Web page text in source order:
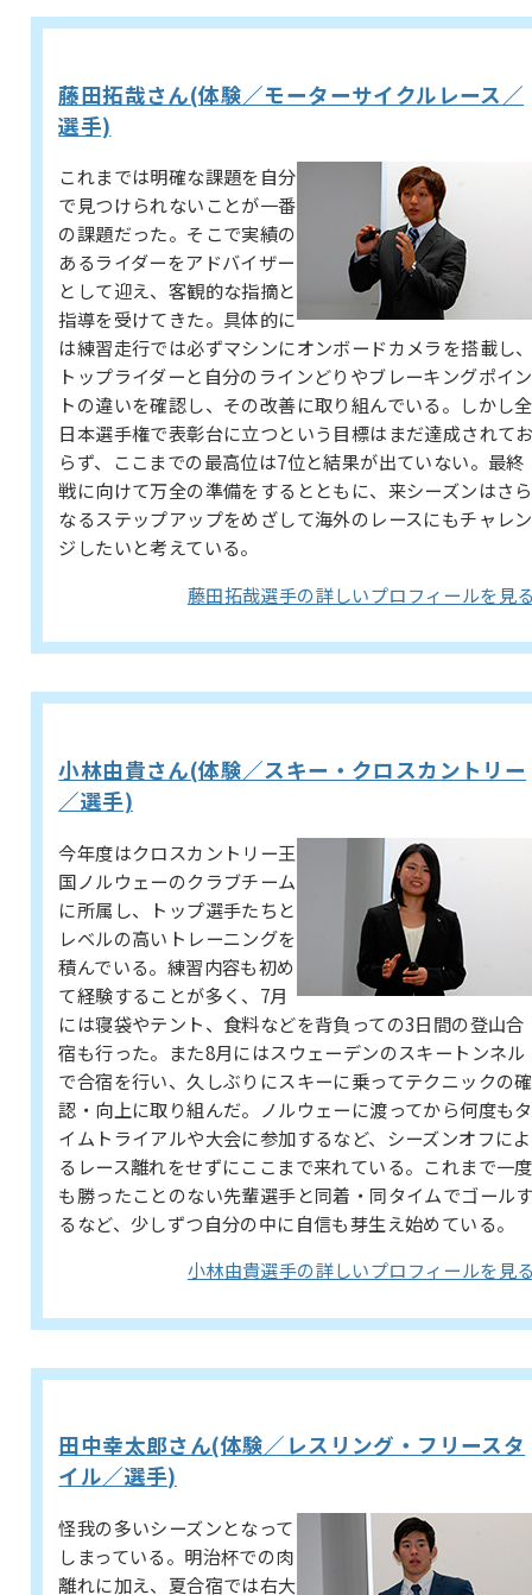
藤田拓哉さん(体験／モーターサイクルレース／
選手)
これまでは明確な課題を自分
で見つけられないことが一番
の課題だった。そこで実績の
あるライダーをアドバイザー
として迎え、客観的な指摘と
指導を受けてきた。具体的に
は練習走行では必ずマシンにオンボードカメラを搭載し
トップライダーと自分のラインどりやブレーキングポイン
トの違いを確認し、その改善に取り組んでいる。しかし全
日本選手権で表彰台に立つという目標はまだ達成されて
らず、ここまでの最高位は7位と結果が出ていない。最終
戦に向けて万全の準備をするとともに、来シーズンはさら
なるステップアップをめざして海外のレースにもチャレン
ジしたいと考えている。
藤田拓哉選手の詳しいプロフィールを見
小林由貴さん(体験／スキー・クロスカントリー
／選手)
今年度はクロスカントリー王
国ノルウェーのクラブチーム
に所属し、トップ選手たちと
レベルの高いトレーニングを
積んでいる。練習内容も初め
て経験することが多く、7月
には寝袋やテント、食料などを背負っての3日間の登山合
宿も行った。また8月にはスウェーデンのスキートンネル
で合宿を行い、久しぶりにスキーに乗ってテクニックの確
認・向上に取り組んだ。ノルウェーに渡ってから何度もタ
イムトライアルや大会に参加するなど、シーズンオフによ
るレース離れをせずにここまで来れている。これまで一度
も勝ったことのない先輩選手と同着・同タイムでゴール
るなど、少しずつ自分の中に自信も芽生え始めている。
小林由貴選手の詳しいプロフィールを見
田中幸太郎さん(体験／レスリング・フリースタ
イル／選手)
怪我の多いシーズンとなって
しまっている。明治杯での肉
離れに加え、夏合宿では右大